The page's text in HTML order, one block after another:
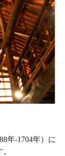
年-1704年）に